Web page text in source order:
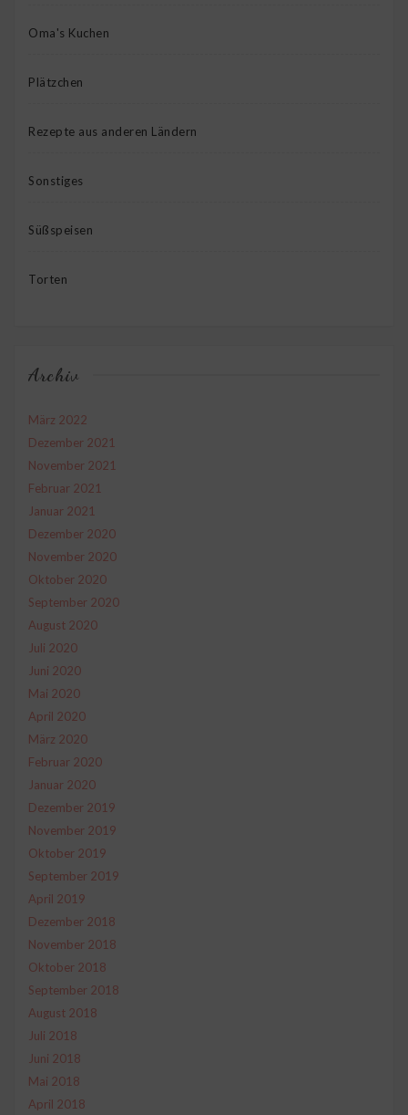
Oma's Kuchen
Plätzchen
Rezepte aus anderen Ländern
Sonstiges
Süßspeisen
Torten
Archiv
März 2022
Dezember 2021
November 2021
Februar 2021
Januar 2021
Dezember 2020
November 2020
Oktober 2020
September 2020
August 2020
Juli 2020
Juni 2020
Mai 2020
April 2020
März 2020
Februar 2020
Januar 2020
Dezember 2019
November 2019
Oktober 2019
September 2019
April 2019
Dezember 2018
November 2018
Oktober 2018
September 2018
August 2018
Juli 2018
Juni 2018
Mai 2018
April 2018